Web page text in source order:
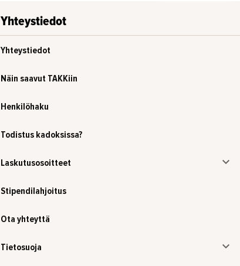
Yhteystiedot
Yhteystiedot
Näin saavut TAKKiin
Henkilöhaku
Todistus kadoksissa?
Laskutusosoitteet
Stipendilahjoitus
Ota yhteyttä
Tietosuoja